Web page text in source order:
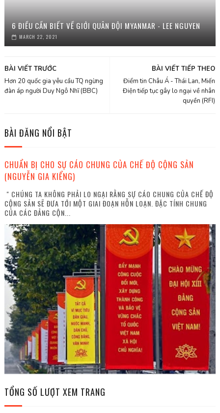
6 ĐIỀU CẦN BIẾT VỀ GIỚI QUÂN ĐỘI MYANMAR - LEE NGUYEN
MARCH 22, 2021
BÀI VIẾT TIẾP THEO
Điểm tin Châu Á - Thái Lan, Miến
Điện tiếp tục gây lo ngại về nhân
quyền (RFI)
BÀI VIẾT TRƯỚC
Hơn 20 quốc gia yêu cầu TQ ngừng
đàn áp người Duy Ngô Nhĩ (BBC)
BÀI ĐĂNG NỔI BẬT
CHUẨN BỊ CHO SỰ CÁO CHUNG CỦA CHẾ ĐỘ CỘNG SẢN
(NGUYỄN GIA KIỂNG)
" CHÚNG TA KHÔNG PHẢI LO NGẠI RẰNG SỰ CÁO CHUNG CỦA CHẾ ĐỘ
CỘNG SẢN SẼ ĐƯA TỚI MỘT GIAI ĐOẠN HỖN LOẠN. ĐẶC TÍNH CHUNG
CỦA CÁC ĐẢNG CỘN...
TỔNG SỐ LƯỢT XEM TRANG